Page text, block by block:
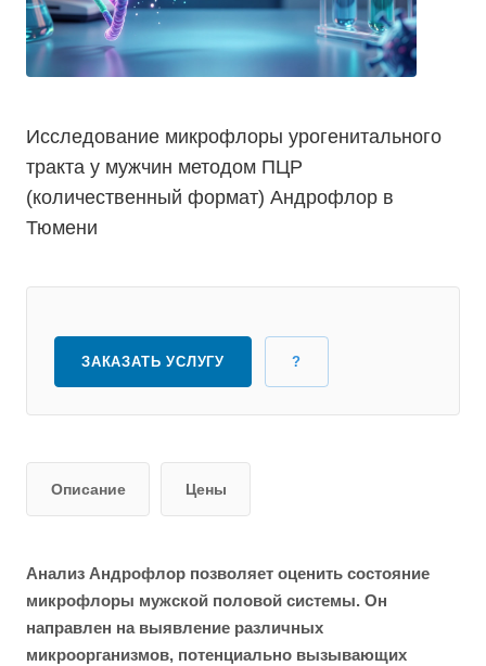
Исследование микрофлоры урогенитального
тракта у мужчин методом ПЦР
(количественный формат) Андрофлор в
Тюмени
ЗАКАЗАТЬ УСЛУГУ ?
Описание Цены
Анализ Андрофлор позволяет оценить состояние
микрофлоры мужской половой системы. Он
направлен на выявление различных
микроорганизмов, потенциально вызывающих